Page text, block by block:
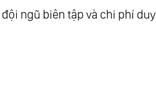
Chap 406
ngũ biên tập và chi phí duy